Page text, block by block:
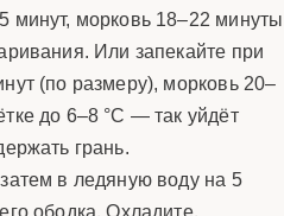
минут, морковь 18–22 минуты
Или запекайте при
(по размеру), морковь 20–
до 6–8 °C — так уйдёт
грань.
в ледяную воду на 5
ободка. Охладите,